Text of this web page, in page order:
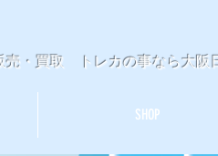
売・買取 トレカの事なら大阪
SHOP